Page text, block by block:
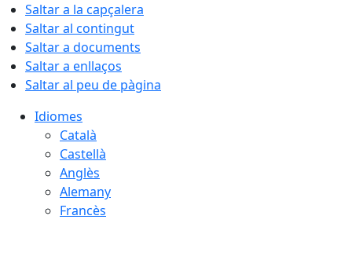
Saltar a la capçalera
Saltar al contingut
Saltar a documents
Saltar a enllaços
Saltar al peu de pàgina
Idiomes
Català
Castellà
Anglès
Alemany
Francès